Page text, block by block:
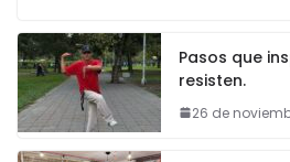
Pasos que
resisten.
26 de